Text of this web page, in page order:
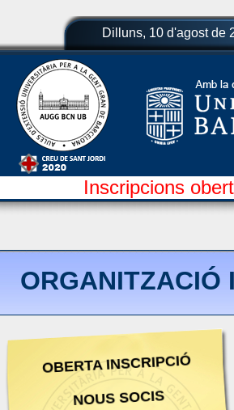
Dilluns, 10 d'agost de
Inscripcions
ORGANITZACIÓ
OBERTA INSCRIPCIÓ
NOUS SOCIS